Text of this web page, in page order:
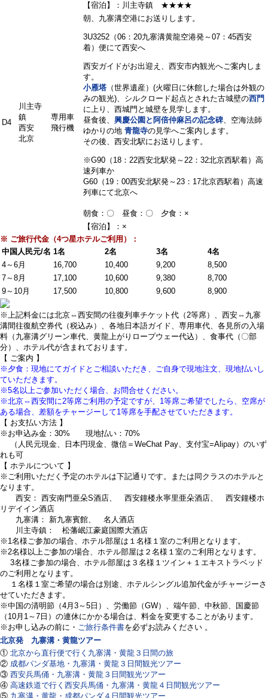
【宿泊】：川主寺鎮 ★★★★
D4
川主寺
鎮
西安
北京
専用車
飛行機
朝、九寨溝空港にお送りします。
3U3252（06：20九寨溝黄龍空港発～07：45西安
着）便にて西安へ
西安ガイドがお出迎え、西安市内観光へご案内しま
す。
小雁塔 （世界遺産）(火曜日に休館した場合は外観の
みの観光)、シルクロード起点とされた古城壁の西門
に上り、西城門と城壁を見学します。
昼食後、 興慶公園と阿倍仲麻呂の記念碑、空海法師
ゆかりの地 青龍寺の見学へご案内します。
その後、西安北駅にお送りします。
※G90（18：22西安北駅発～22：32北京西駅着）高
速列車か
G60（19：00西安北駅発～23：17北京西駅着）高速
列車にて北京へ
朝食：〇 昼食：〇 夕食：×
【宿泊】：×
※ ご旅行代金（4つ星ホテルご利用）：
中国人民元/名 1名 2名 3名
4名
4～6月
16,700 10,400 9,200
8,500
7～8月
17,100 10,600 9,380
8,700
9～10月
17,500 10,800 9,600 8,900
※上記料金には北京⇔西安間の往復列車チケット代（2等席）、西安⇔九寨
溝間往復航空券代（税込み）、各地日本語ガイド、専用車代、各見所の入場
料（九寨溝グリーン車代、黄龍上がりロープウェー代込）、食事代（〇部
分）、ホテル代が含まれております。
【 ご案内 】
※夕食：現地にてガイドとご相談いただき、ご自身で現地注文、現地払いし
ていただきます。
※5名以上ご参加いただく場合、お問合せください。
※北京⇔西安間に2等席ご利用の予定ですが、1等席ご希望でしたら、空席が
ある場合、差額をチャージーして1等席を手配させていただきます。
【 お支払い方法 】
※お申込み金：30% 現地払い：70%
（人民元現金、日本円現金、微信＝WeChat Pay、支付宝=Alipay）のいず
れも可
【 ホテルについて 】
※ご利用いただく予定のホテルは下記通りです。または同クラスのホテルと
なります。
西安： 西安南門亜朵S酒店、 西安鐘楼永寧里亜朵酒店、 西安鐘楼ホ
リデイイン酒店
九寨溝： 新九寨賓館、 名人酒店
川主寺鎮： 松藩岷江豪庭国際大酒店
※1名様ご参加の場合、ホテル部屋は１名様１室のご利用となります。
※2名様以上ご参加の場合、ホテル部屋は２名様１室のご利用となります。
3名様ご参加の場合、ホテル部屋は３名様１ツイン＋１エキストラベッド
のご利用となります。
１名様１室ご希望の場合は別途、ホテルシングル追加代金がチャージーさ
せていただきます。
※中国の清明節（4月3～5日）、労働節（GW）、端午節、中秋節、国慶節
（10月1～7日）の連休にかかる場合は、料金を変更することがあります。
※お申し込みの前に・ ご旅行条件書を必ずお読みください 。
北京発 九寨溝・黄龍ツアー
① 北京から直行便で行く九寨溝・黄龍３日間の旅
② 成都パンダ基地・九寨溝・黄龍３日間観光ツアー
③ 西安兵馬俑・九寨溝・黄龍３日間観光ツアー
④ 高速鉄道で行く西安兵馬俑・九寨溝・黄龍４日間観光ツアー
⑤ 九寨溝・黄龍・成都パンダ４日間観光ツアー